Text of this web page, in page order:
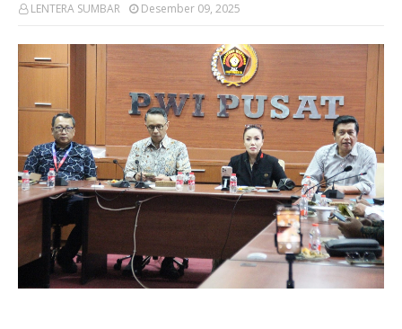
LENTERA SUMBAR Desember 09, 2025